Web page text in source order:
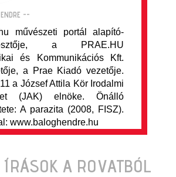
--
művészeti portál alapító-
a PRAE.HU
és Kommunikációs Kft.
a Prae Kiadó vezetője.
a József Attila Kör Irodalmi
(JAK) elnöke. Önálló
A parazita (2008, FISZ).
www.baloghendre.hu
A ROVATBÓL